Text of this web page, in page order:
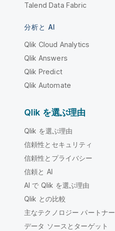
Talend Data Fabric
分析と AI
Qlik Cloud Analytics
Qlik Answers
Qlik Predict
Qlik Automate
Qlik を選ぶ理由
Qlik を選ぶ理由
信頼性とセキュリティ
信頼性とプライバシー
信頼と AI
AI で Qlik を選ぶ理由
Qlik との比較
主なテクノロジー パートナー
データ ソースとターゲット